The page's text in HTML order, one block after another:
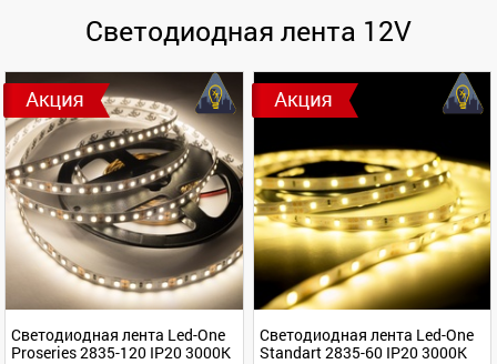
Светодиодная лента 12V
Светодиодная лента Led-One
Proseries 2835-120 IP20 3000K
Светодиодная лента Led-One
Standart 2835-60 IP20 3000K